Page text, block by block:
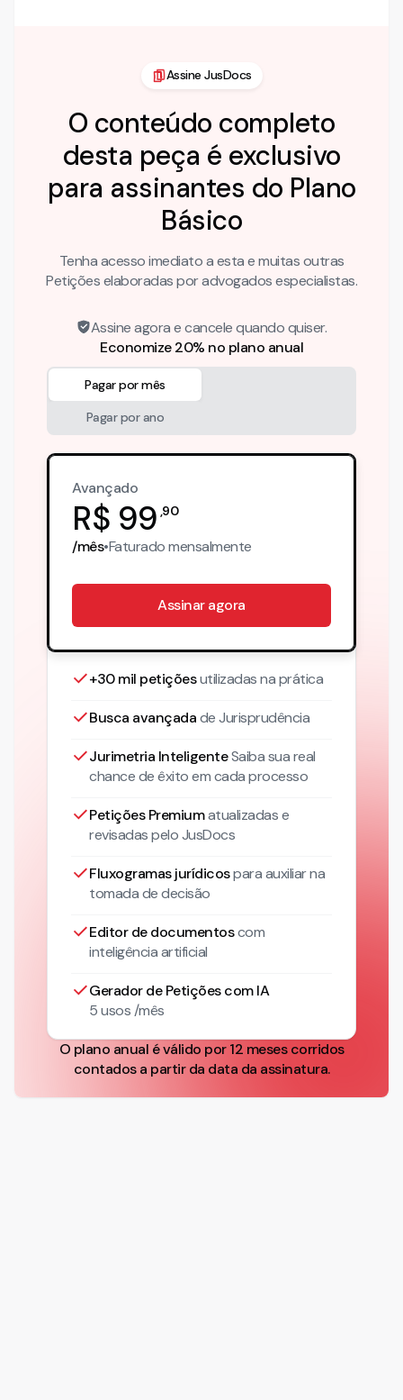
Assine JusDocs
O conteúdo completo
desta peça é exclusivo
para assinantes do Plano
Básico
Tenha acesso imediato a esta e muitas outras
Petições elaboradas por advogados especialistas.
Assine agora e cancele quando quiser.
Economize 20% no plano anual
Pagar por mês
Pagar por ano
Avançado
R$ 99 ,90
/mês•Faturadomensalmente
Assinar agora
+30 mil petiçõesutilizadas na prática
Busca avançadade Jurisprudência
Jurimetria InteligenteSaiba sua real
chance de êxito em cada processo
Petições Premiumatualizadase
revisadas pelo JusDocs
Fluxogramas jurídicospara auxiliar na
tomada de decisão
Editor de documentoscom
inteligência artificial
Gerador de Petições com IA
5 usos /mês
O plano anual é válido por 12 meses corridos
contados a partir da data da assinatura.